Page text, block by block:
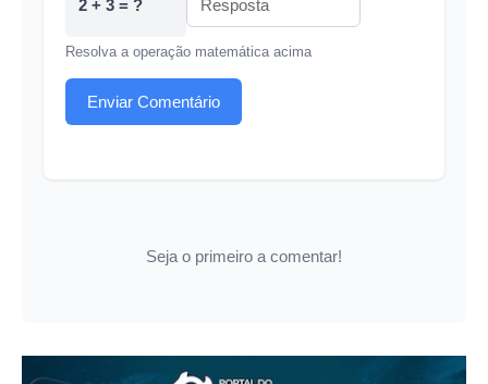
2 + 3 = ?
Resolva a operação matemática acima
Enviar Comentário
Seja o primeiro a comentar!